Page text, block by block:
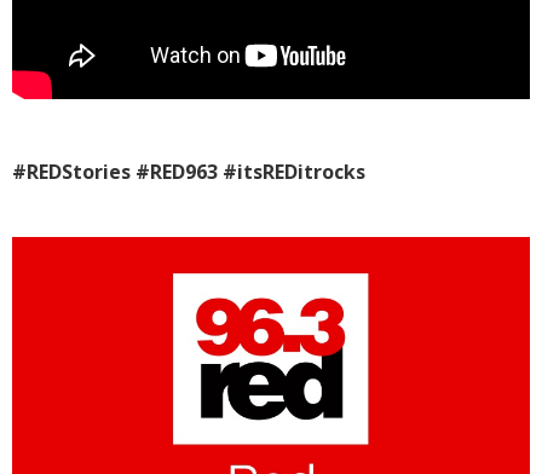
#REDStories #RED963 #itsREDitrocks